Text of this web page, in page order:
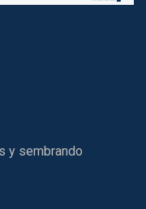
y sembrando